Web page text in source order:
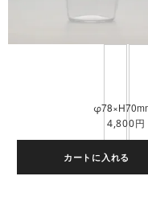
4,800円
カートに入れる